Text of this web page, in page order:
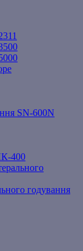
SN-600N
400
годування